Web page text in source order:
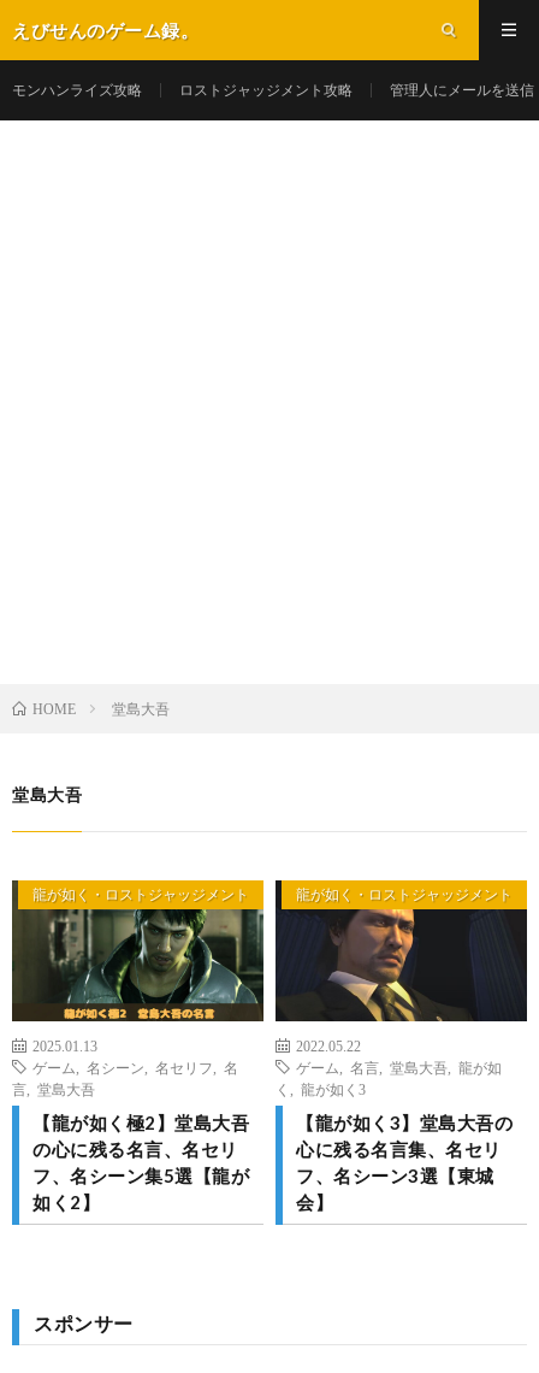
えびせんのゲーム録。
モンハンライズ攻略 ロストジャッジメント攻略 管理人にメールを送信
HOME 堂島大吾
堂島大吾
龍が如く・ロストジャッジメント
2025.01.13
ゲーム
名シーン 名セリフ
名
言
堂島大吾
【龍が如く極2】堂島大吾
の心に残る名言、名セリ
フ、名シーン集5選【龍が
如く2】
龍が如く・ロストジャッジメント
2022.05.22
ゲーム
名言 堂島大吾
龍が如
く
龍が如く3
【龍が如く3】堂島大吾の
心に残る名言集、名セリ
フ、名シーン3選【東城
会】
スポンサー